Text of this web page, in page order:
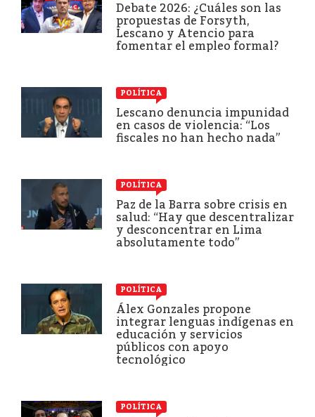
Debate 2026: ¿Cuáles son las
propuestas de Forsyth,
Lescano y Atencio para
fomentar el empleo formal?
POLÍTICA
Lescano denuncia impunidad
en casos de violencia: “Los
fiscales no han hecho nada”
POLÍTICA
Paz de la Barra sobre crisis en
salud: “Hay que descentralizar
y desconcentrar en Lima
absolutamente todo”
POLÍTICA
Álex Gonzales propone
integrar lenguas indígenas en
educación y servicios
públicos con apoyo
tecnológico
POLÍTICA